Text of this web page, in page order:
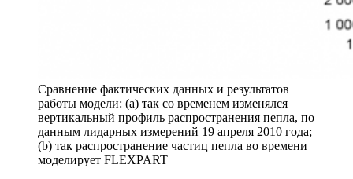
Сравнение фактических данных и результатов
работы модели: (а) так со временем изменялся
вертикальный профиль распространения пепла, по
данным лидарных измерений 19 апреля 2010 года;
(b) так распространение частиц пепла во времени
моделирует FLEXPART